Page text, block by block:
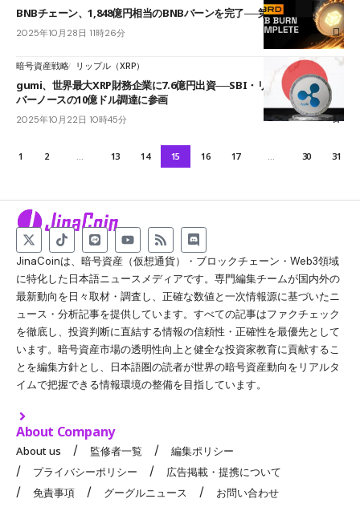
BNBチェーン、1,848億円相当のBNBバーンを完了──第33回四半期焼却
2025年10月28日 11時26分
暗号資産戦略 リップル（XRP）
gumi、世界最大XRP財務企業に7.6億円出資──SBI・リップルと共にエ
バーノースの10億ドル調達に参画
2025年10月22日 10時45分
1 2 13 14 15 16 17 30 31
JinaCoinは、暗号資産（仮想通貨）・ブロックチェーン・Web3領域
に特化した日本語ニュースメディアです。専門編集チームが国内外の
最新動向を日々取材・調査し、正確な数値と一次情報源に基づいたニ
ュース・分析記事を提供しています。すべての記事はファクチェック
を徹底し、投資判断に直結する情報の信頼性・正確性を最優先として
います。暗号資産市場の透明性向上と健全な投資家教育に貢献するこ
とを編集方針とし、日本語圏の読者が世界の暗号資産動向をリアルタ
イムで把握できる情報環境の整備を目指しています。
About Company
About us 監修者一覧
編集ポリシー
プライバシーポリシー
広告掲載・提携について
免責事項
グーグルニュース お問い合わせ